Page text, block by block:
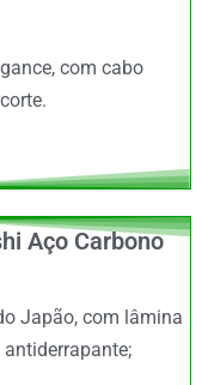
com cabo
Aço Carbono
Japão, com lâmina